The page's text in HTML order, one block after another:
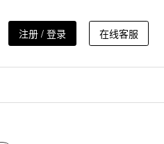
注册 / 登录 在线客服